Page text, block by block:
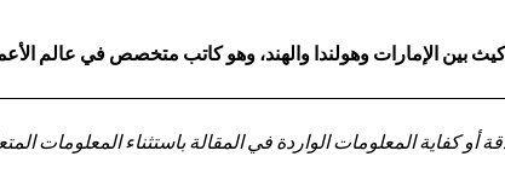
الإمارات وهولندا والهند، وهو كاتب متخصص في عالم
المعلومات الواردة في المقالة باستثناء المعلومات